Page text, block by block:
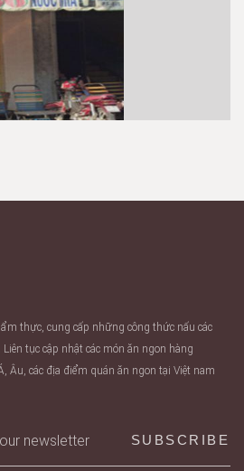
thực, cung cấp những công thức nấu các
tục cập nhật các món ăn ngon hàng
Âu, các địa điểm quán ăn ngon tại Việt nam